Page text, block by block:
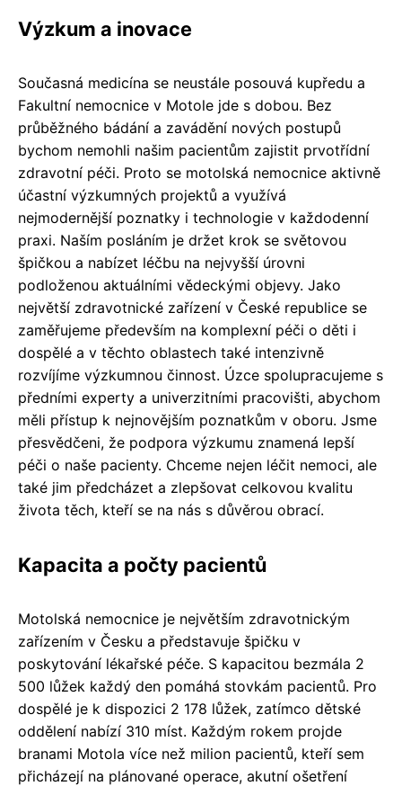
Výzkum a inovace
Současná medicína se neustále posouvá kupředu a
Fakultní nemocnice v Motole jde s dobou. Bez
průběžného bádání a zavádění nových postupů
bychom nemohli našim pacientům zajistit prvotřídní
zdravotní péči. Proto se motolská nemocnice aktivně
účastní výzkumných projektů a využívá
nejmodernější poznatky i technologie v každodenní
praxi. Naším posláním je držet krok se světovou
špičkou a nabízet léčbu na nejvyšší úrovni
podloženou aktuálními vědeckými objevy. Jako
největší zdravotnické zařízení v České republice se
zaměřujeme především na komplexní péči o děti i
dospělé a v těchto oblastech také intenzivně
rozvíjíme výzkumnou činnost. Úzce spolupracujeme s
předními experty a univerzitními pracovišti, abychom
měli přístup k nejnovějším poznatkům v oboru. Jsme
přesvědčeni, že podpora výzkumu znamená lepší
péči o naše pacienty. Chceme nejen léčit nemoci, ale
také jim předcházet a zlepšovat celkovou kvalitu
života těch, kteří se na nás s důvěrou obrací.
Kapacita a počty pacientů
Motolská nemocnice je největším zdravotnickým
zařízením v Česku a představuje špičku v
poskytování lékařské péče. S kapacitou bezmála 2
500 lůžek každý den pomáhá stovkám pacientů. Pro
dospělé je k dispozici 2 178 lůžek, zatímco dětské
oddělení nabízí 310 míst. Každým rokem projde
branami Motola více než milion pacientů, kteří sem
přicházejí na plánované operace, akutní ošetření